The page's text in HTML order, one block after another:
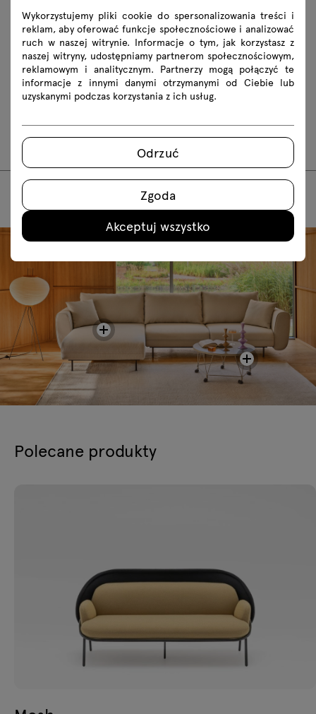
Pobierz
Lookbook Zdjęcia Zasady użytkowania
Instrukcje montażu
LTS07
LTS08
Polecane produkty
Wykorzystujemy pliki cookie do spersonalizowania treści i
reklam, aby oferować funkcje społecznościowe i analizować
ruch w naszej witrynie. Informacje o tym, jak korzystasz z
naszej witryny, udostępniamy partnerom społecznościowym,
reklamowym i analitycznym. Partnerzy mogą połączyć te
informacje z innymi danymi otrzymanymi od Ciebie lub
uzyskanymi podczas korzystania z ich usług.
Odrzuć
Zgoda
Akceptuj wszystko